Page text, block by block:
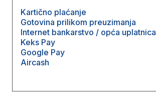
Kartično plaćanje
Gotovina prilikom preuzimanja
Internet bankarstvo / opća uplatnica
Keks Pay
Google Pay
Aircash